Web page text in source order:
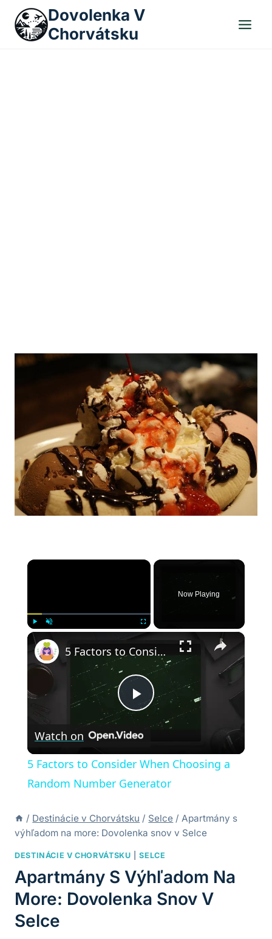
content
Dovolenka V
Chorvátsku
×
Now Playing
×
Play
5 Factors to Consider When Choosing a Random Number Generator
Watch on
5 Factors to Consider When Choosing a
Random Number Generator
/ Destinácie v Chorvátsku / Selce / Apartmány s
výhľadom na more: Dovolenka snov v Selce
DESTINÁCIE V CHORVÁTSKU |SELCE
Apartmány S Výhľadom Na
More: Dovolenka Snov V
Selce